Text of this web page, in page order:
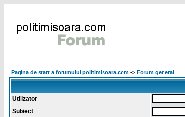
Pagina de start a forumului politimisoara.com -> Forum general
Utilizator
Subiect